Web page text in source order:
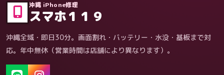
沖縄 iPhone修理
スマホ１１９
沖縄全域・即日30分。画面割れ・バッテリー・水没・基板まで対
応。年中無休（営業時間は店舗により異なります）。